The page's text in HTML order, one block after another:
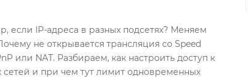
если IP-адреса в разных подсетях? Меняем
не открывается трансляция со Speed
или NAT. Разбираем, как настроить доступ к
сетей и при чем тут лимит одновременных